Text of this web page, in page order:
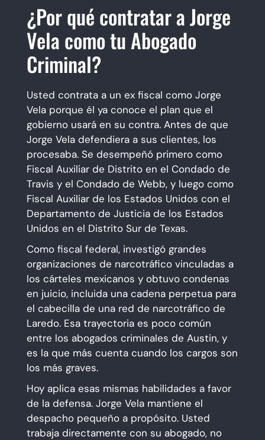
¿Por qué contratar a Jorge
Vela como tu Abogado
Criminal?
Usted contrata a un ex fiscal como Jorge
Vela porque él ya conoce el plan que el
gobierno usará en su contra. Antes de que
Jorge Vela defendiera a sus clientes, los
procesaba. Se desempeñó primero como
Fiscal Auxiliar de Distrito en el Condado de
Travis y el Condado de Webb, y luego como
Fiscal Auxiliar de los Estados Unidos con el
Departamento de Justicia de los Estados
Unidos en el Distrito Sur de Texas.
Como fiscal federal, investigó grandes
organizaciones de narcotráfico vinculadas a
los cárteles mexicanos y obtuvo condenas
en juicio, incluida una cadena perpetua para
el cabecilla de una red de narcotráfico de
Laredo. Esa trayectoria es poco común
entre los abogados criminales de Austin, y
es la que más cuenta cuando los cargos son
los más graves.
Hoy aplica esas mismas habilidades a favor
de la defensa. Jorge Vela mantiene el
despacho pequeño a propósito. Usted
trabaja directamente con su abogado, no